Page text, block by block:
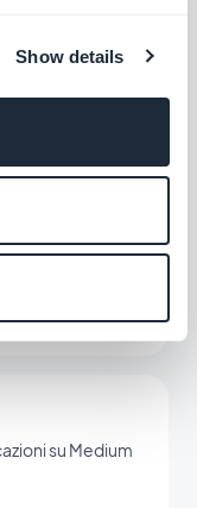
Show details
direttamente
sono disponibili
internet
su Medium